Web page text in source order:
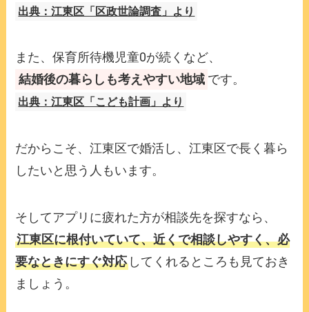
出典：江東区「区政世論調査」より
また、保育所待機児童0が続くなど、
結婚後の暮らしも考えやすい地域 です。
出典：江東区「こども計画」より
だからこそ、江東区で婚活し、江東区で長く暮ら
したいと思う人もいます。
そしてアプリに疲れた方が相談先を探すなら、
江東区に根付いていて、近くで相談しやすく、必
要なときにすぐ対応 してくれるところも見ておき
ましょう。